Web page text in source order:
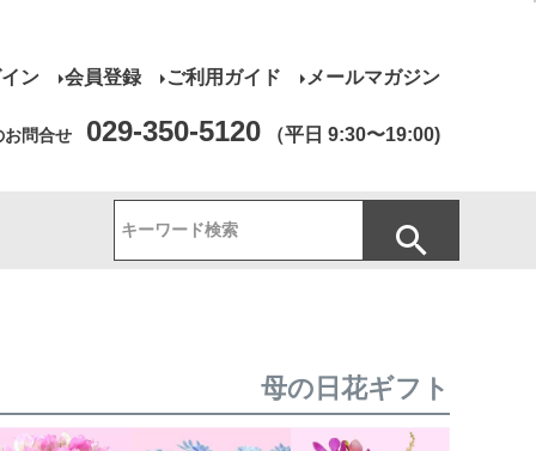
ン 会員登録 ご利用ガイド メールマガジン
お問合せ 029-350-5120 （平日 9:30〜19:00)
母の日花ギフト